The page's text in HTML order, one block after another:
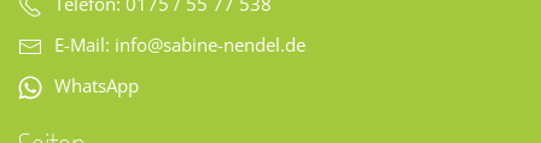
E-Mail: info@sabine-nendel.de
WhatsApp